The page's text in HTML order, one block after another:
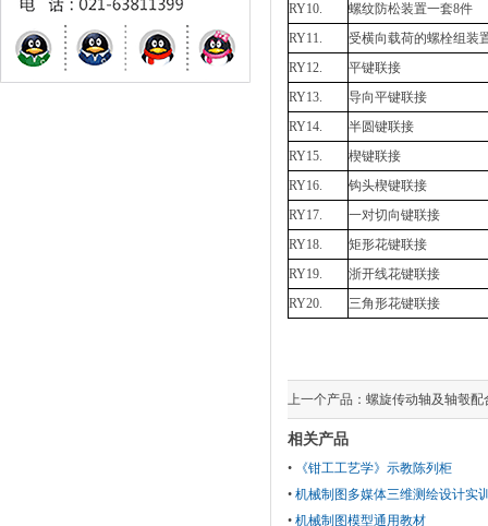
RY10.
螺纹防松装置一套8件
RY11.
受横向载荷的螺栓组装
RY12.
平键联接
RY13.
导向平键联接
RY14.
半圆键联接
RY15.
楔键联接
RY16.
钩头楔键联接
RY17.
一对切向键联接
RY18.
矩形花键联接
RY19.
浙开线花键联接
RY20.
三角形花键联接
上一个产品： 螺旋传动轴及轴彀配
相关产品
•
《钳工工艺学》示教陈列柜
• 机械制图多媒体三维测绘设计实
• 机械制图模型通用教材